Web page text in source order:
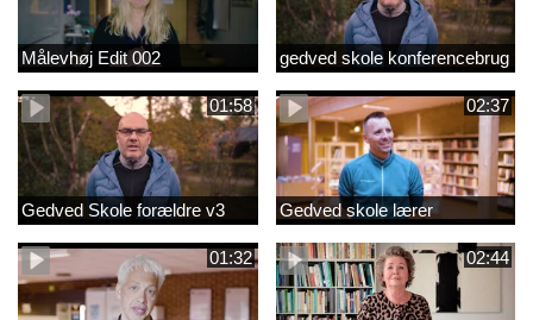
Målevhøj Edit 002 gedved skole konferencebrug
01:58
Gedved Skole forældre v3
02:37
Gedved skole lærer
01:32 02:44